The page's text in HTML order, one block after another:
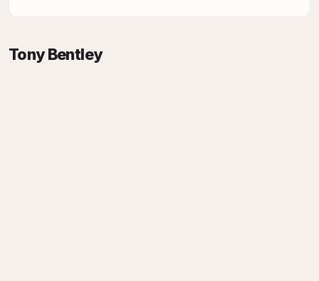
Tony Bentley